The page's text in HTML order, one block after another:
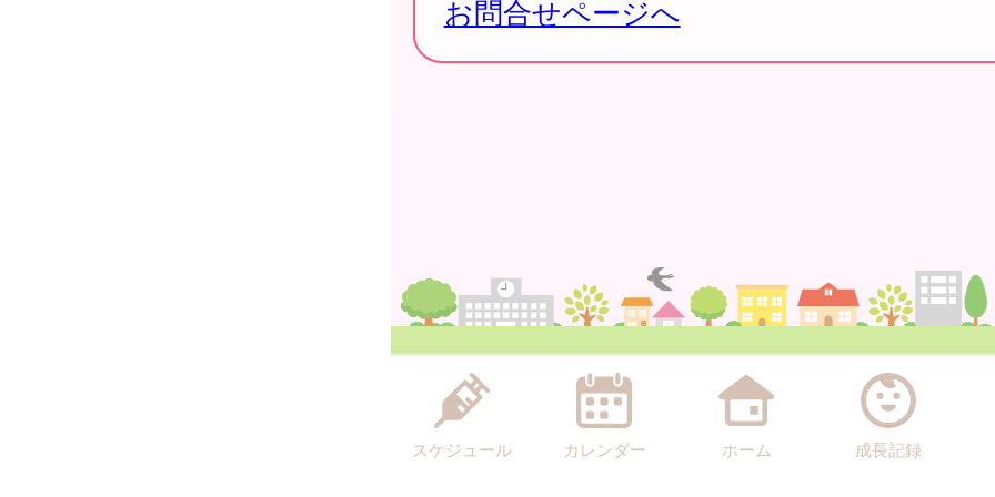
お問合せページへ
スケジュール カレンダー ホーム 成長記録